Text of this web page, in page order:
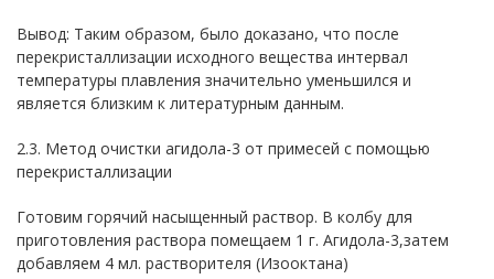
Вывод: Таким образом, было доказано, что после
перекристаллизации исходного вещества интервал
температуры плавления значительно уменьшился и
является близким к литературным данным.
2.3. Метод очистки агидола-3 от примесей с помощью
перекристаллизации
Готовим горячий насыщенный раствор. В колбу для
приготовления раствора помещаем 1 г. Агидола-3,затем
добавляем 4 мл. растворителя (Изооктана)